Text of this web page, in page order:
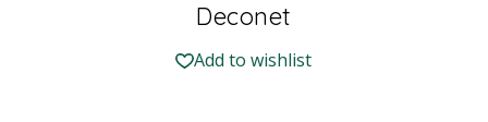
Deconet
Add to wishlist